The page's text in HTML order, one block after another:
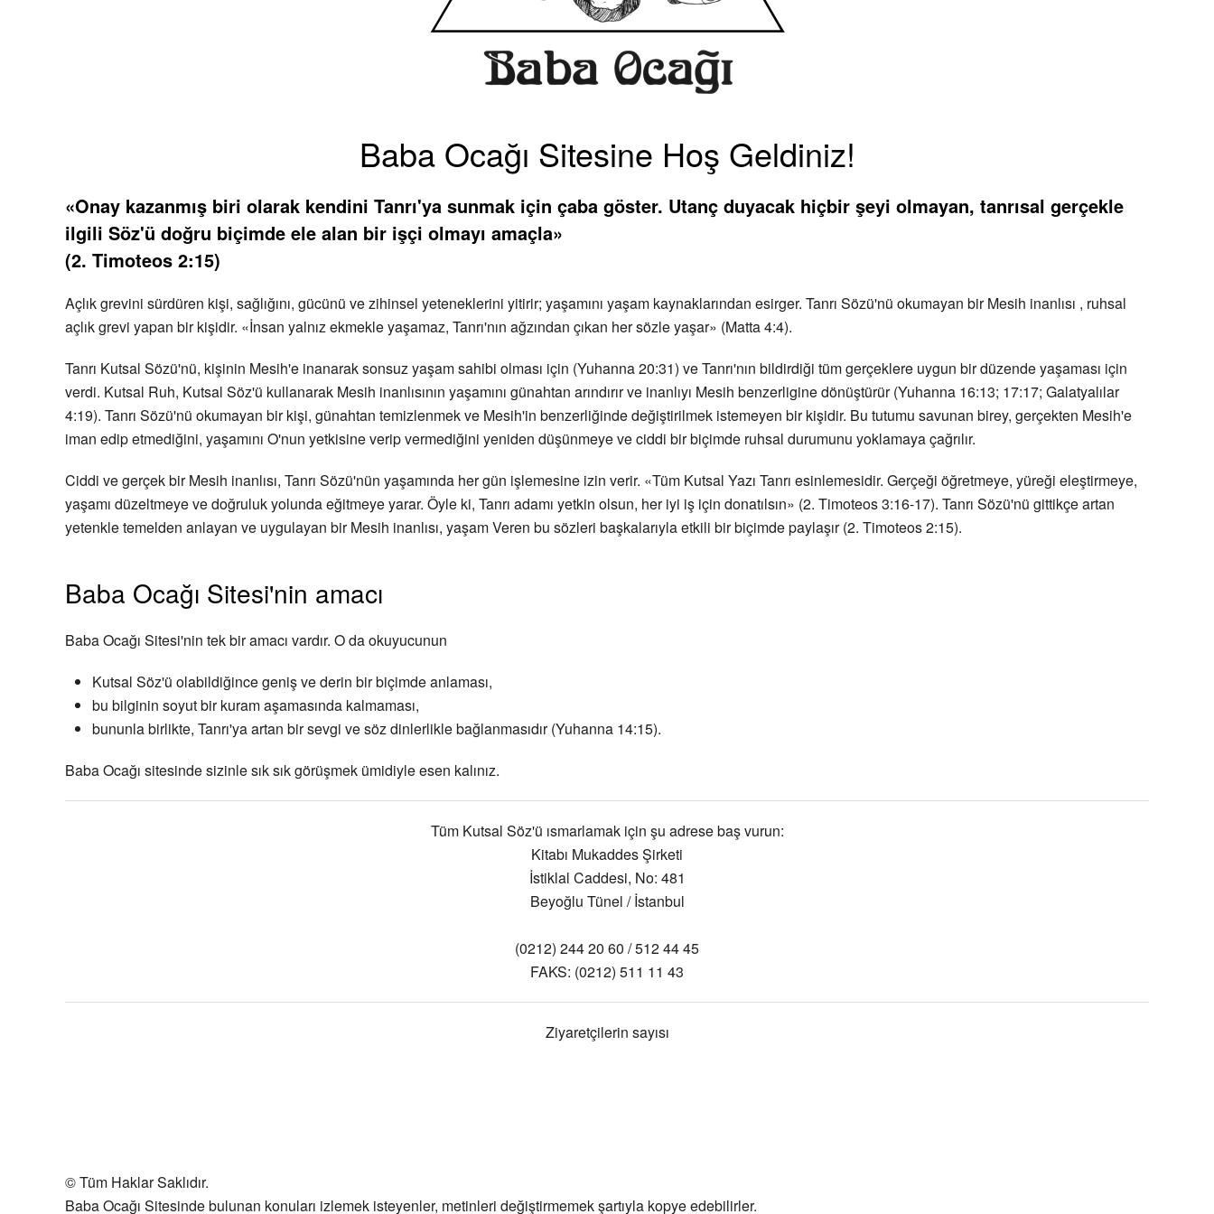
Baba Ocağı Sitesine Hoş Geldiniz!
«Onay kazanmış biri olarak kendini Tanrı'ya sunmak için çaba göster. Utanç duyacak hiçbir şeyi olmayan, tanrısal gerçekle
ilgili Söz'ü doğru biçimde ele alan bir işçi olmayı amaçla»
(2. Timoteos 2:15)
Açlık grevini sürdüren kişi, sağlığını, gücünü ve zihinsel yeteneklerini yitirir; yaşamını yaşam kaynaklarından esirger. Tanrı Sözü'nü okumayan bir Mesih inanlısı , ruhsal
açlık grevi yapan bir kişidir. «İnsan yalnız ekmekle yaşamaz, Tanrı'nın ağzından çıkan her sözle yaşar» (Matta 4:4).
Tanrı Kutsal Sözü'nü, kişinin Mesih'e inanarak sonsuz yaşam sahibi olması için (Yuhanna 20:31) ve Tanrı'nın bildirdiği tüm gerçeklere uygun bir düzende yaşaması için
verdi. Kutsal Ruh, Kutsal Söz'ü kullanarak Mesih inanlısının yaşamını günahtan arındırır ve inanlıyı Mesih benzerligine dönüştürür (Yuhanna 16:13; 17:17; Galatyalılar
4:19). Tanrı Sözü'nü okumayan bir kişi, günahtan temizlenmek ve Mesih'in benzerliğinde değiştirilmek istemeyen bir kişidir. Bu tutumu savunan birey, gerçekten Mesih'e
iman edip etmediğini, yaşamını O'nun yetkisine verip vermediğini yeniden düşünmeye ve ciddi bir biçimde ruhsal durumunu yoklamaya çağrılır.
Ciddi ve gerçek bir Mesih inanlısı, Tanrı Sözü'nün yaşamında her gün işlemesine izin verir. «Tüm Kutsal Yazı Tanrı esinlemesidir. Gerçeği öğretmeye, yüreği eleştirmeye,
yaşamı düzeltmeye ve doğruluk yolunda eğitmeye yarar. Öyle ki, Tanrı adamı yetkin olsun, her iyi iş için donatılsın» (2. Timoteos 3:16-17). Tanrı Sözü'nü gittikçe artan
yetenkle temelden anlayan ve uygulayan bir Mesih inanlısı, yaşam Veren bu sözleri başkalarıyla etkili bir biçimde paylaşır (2. Timoteos 2:15).
Baba Ocağı Sitesi'nin amacı
Baba Ocağı Sitesi'nin tek bir amacı vardır. O da okuyucunun
Kutsal Söz'ü olabildiğince geniş ve derin bir biçimde anlaması,
bu bilginin soyut bir kuram aşamasında kalmaması,
bununla birlikte, Tanrı'ya artan bir sevgi ve söz dinlerlikle bağlanmasıdır (Yuhanna 14:15).
Baba Ocağı sitesinde sizinle sık sık görüşmek ümidiyle esen kalınız.
Tüm Kutsal Söz'ü ısmarlamak için şu adrese baş vurun:
Kitabı Mukaddes Şirketi
İstiklal Caddesi, No: 481
Beyoğlu Tünel / İstanbul
(0212) 244 20 60 / 512 44 45
FAKS: (0212) 511 11 43
Ziyaretçilerin sayısı
© Tüm Haklar Saklıdır.
Baba Ocağı Sitesinde bulunan konuları izlemek isteyenler, metinleri değiştirmemek şartıyla kopye edebilirler.